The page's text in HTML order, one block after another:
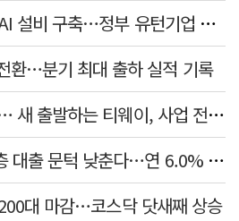
대동, 中 접고 대구에 AI 설비 구축…정부 유턴기업 선정
환…분기 최대 출하 실적 기록
"LCC 벗어나 SSC로"… 새 출발하는 티웨이, 사업 전략 발표
IBK기업은행, 취약계층 대출 문턱 낮춘다…연 6.0% 'i-ONE 햇살론 특례보증' 비대면 출시
대 마감…코스닥 닷새째 상승